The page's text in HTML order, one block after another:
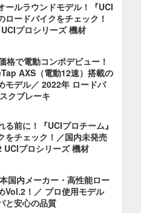
ールラウンドモデル！『UCI
ロードバイクをチェック！
プロシリーズ 機材
格で電動コンポデビュー！
AXS（電動12速）搭載の
モデル／ 2022年 ロードバ
クブレーキ
る前に！『UCIプロチーム』
をチェック！／国内未発売
UCIプロシリーズ 機材
国内メーカー・高性能ロー
Vol.2！／ プロ使用モデル
と安心の品質